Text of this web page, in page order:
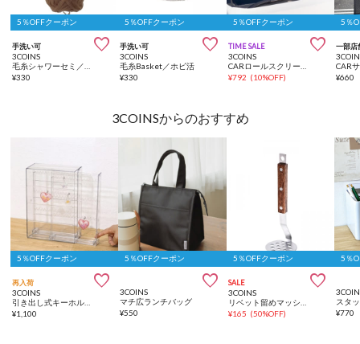
5％OFFクーポン
手洗い可 
3COINS
¥330
5％OFFクーポン
手洗い可 
3COINS
毛糸Basket／ホビ活
¥330
5％OFFクーポン
TIME SALE 
3COINS
¥792 (10%OFF)
5％
一部店
¥660
3COINSからのおすすめ
5％OFFクーポン
再入荷 
3COINS
¥1,100
5％OFFクーポン

3COINS
マチ広ランチバッグ
¥550
5％OFFクーポン
SALE 
3COINS
¥165 (50%OFF)
5％
¥770